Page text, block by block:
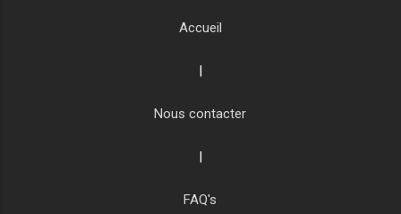
Accueil
Nous contacter
FAQ's